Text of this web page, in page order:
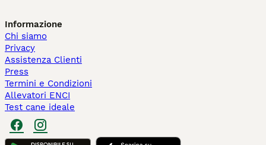
Informazione
Chi siamo
Privacy
Assistenza Clienti
Press
Termini e Condizioni
Allevatori ENCI
Test cane ideale